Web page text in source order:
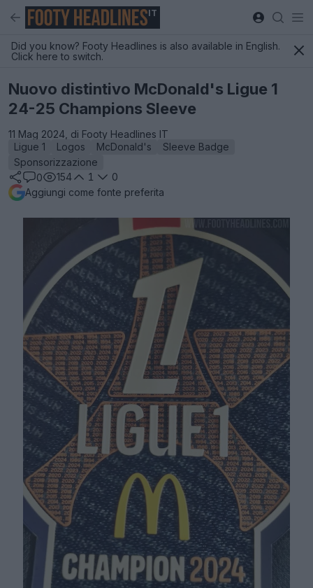
IT
Did you know? Footy Headlines is also available in English.
Click here to switch.
Nuovo distintivo McDonald's Ligue 1
24-25 Champions Sleeve
11 Mag 2024, di Footy Headlines IT
Ligue 1
Logos McDonald's
Sleeve Badge
Sponsorizzazione
0
154 1
0
Aggiungi come fonte preferita